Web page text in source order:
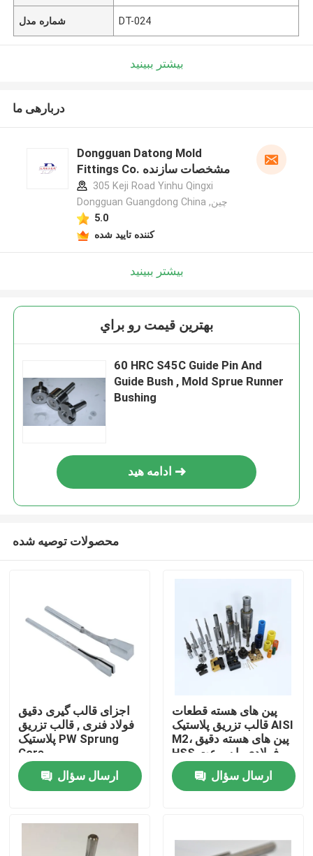
خانه
اطلاعات تماس
شماره مدل DT-024
بیشتر ببینید
دربارهی ما
Dongguan Datong Mold
Fittings Co. مشخصات سازنده
305 Keji Road Yinhu Qingxi
Dongguan Guangdong China ,چین
5.0
کننده تایید شده
بیشتر ببینید
بهترين قيمت رو براي
60 HRC S45C Guide Pin And
Guide Bush , Mold Sprue Runner
Bushing
ادامه هید
محصولات توصیه شده
اجزای قالب گیری دقیق
فولاد فنری , قالب تزریق
پلاستیک PW Sprung
Core
ارسال سؤال
پین های هسته قطعات
قالب تزریق پلاستیک AISI
M2، پین های هسته دقیق
HSS فولادی با سرعت
بالا
ارسال سؤال